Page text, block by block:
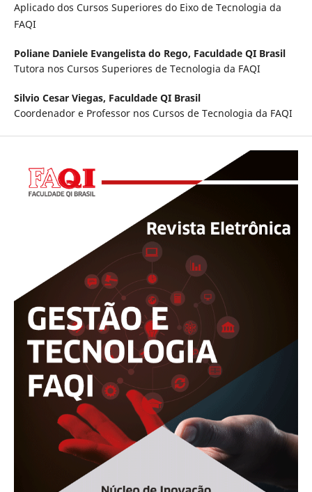
Aplicado dos Cursos Superiores do Eixo de Tecnologia da
FAQI
Poliane Daniele Evangelista do Rego, Faculdade QI Brasil
Tutora nos Cursos Superiores de Tecnologia da FAQI
Silvio Cesar Viegas, Faculdade QI Brasil
Coordenador e Professor nos Cursos de Tecnologia da FAQI